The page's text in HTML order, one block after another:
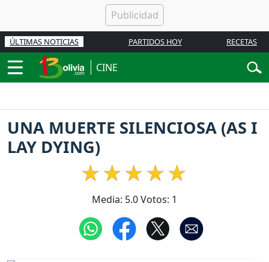
ÚLTIMAS NOTICIAS PARTIDOS HOY RECETAS
CINE
UNA MUERTE SILENCIOSA (AS I
LAY DYING)
Media: 5.0Votos: 1